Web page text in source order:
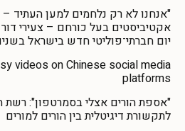
"אנחנו לא רק נלחמים למען העתיד –
יום חברתי־פוליטי חדש בישראל בשנים
videos on Chinese social media
platforms
"אספת הורים אצלי בסמרטפון":
לתקשורת דיגיטלית בין הורים למורים